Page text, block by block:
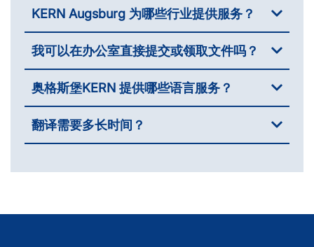
KERN Augsburg 为哪些行业提供服务？
我可以在办公室直接提交或领取文件吗？
奥格斯堡KERN 提供哪些语言服务？
翻译需要多长时间？